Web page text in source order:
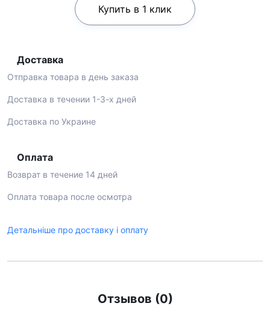
Купить в 1 клик
Доставка
Отправка товара в день заказа
Доставка в течении 1-3-х дней
Доставка по Украине
Оплата
Возврат в течение 14 дней
Оплата товара после осмотра
Детальніше про доставку і оплату
Отзывов (0)